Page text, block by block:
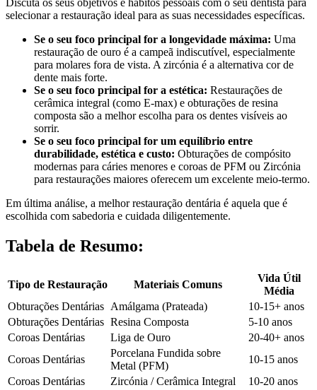
Discuta os seus objetivos e hábitos pessoais com o seu dentista para
selecionar a restauração ideal para as suas necessidades específicas.
Se o seu foco principal for a longevidade máxima: Uma
restauração de ouro é a campeã indiscutível, especialmente
para molares fora de vista. A zircónia é a alternativa cor de
dente mais forte.
Se o seu foco principal for a estética: Restaurações de
cerâmica integral (como E-max) e obturações de resina
composta são a melhor escolha para os dentes visíveis ao
sorrir.
Se o seu foco principal for um equilíbrio entre
durabilidade, estética e custo: Obturações de compósito
modernas para cáries menores e coroas de PFM ou Zircónia
para restaurações maiores oferecem um excelente meio-termo.
Em última análise, a melhor restauração dentária é aquela que é
escolhida com sabedoria e cuidada diligentemente.
Tabela de Resumo:
Tipo de Restauração Materiais Comuns
Vida Útil
Média
Obturações Dentárias Amálgama (Prateada)
10-15+ anos
Obturações Dentárias Resina Composta
5-10 anos
Coroas Dentárias
Liga de Ouro
20-40+ anos
Coroas Dentárias
Porcelana Fundida sobre
Metal (PFM)
10-15 anos
Coroas Dentárias
Zircónia / Cerâmica Integral
10-20 anos